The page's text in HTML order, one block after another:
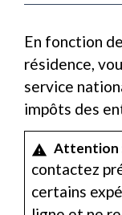
En fonction
résidence,
service
impôts des
warning Attention
contactez
certains